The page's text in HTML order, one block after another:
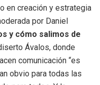
en creación y estrategia
por Daniel
y cómo salimos de
Ávalos, donde
comunicación “es
obvio para todas las